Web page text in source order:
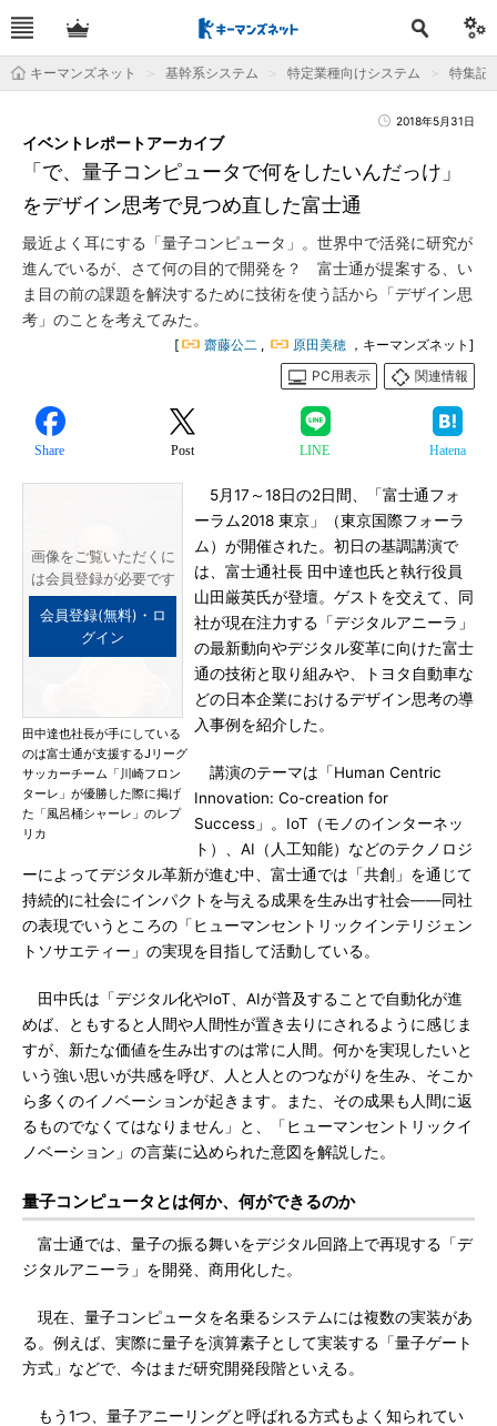
キーマンズネット 基幹系システム 特定業種向けシステム 特集記
2018年5月31日
「で、量子コンピュータで何をしたいんだっけ」
をデザイン思考で見つめ直した富士通
イベントレポートアーカイブ
最近よく耳にする「量子コンピュータ」。世界中で活発に研究が
進んでいるが、さて何の目的で開発を？ 富士通が提案する、い
ま目の前の課題を解決するために技術を使う話から「デザイン思
考」のことを考えてみた。
[ 齋藤公二 , 原田美穂 ，キーマンズネット]
PC用表示
関連情報
Share Post LINE Hatena
画像をご覧いただくに
は会員登録が必要です
会員登録(無料)・ロ
グイン
田中達也社長が手にしている
のは富士通が支援するJリーグ
サッカーチーム「川崎フロン
ターレ」が優勝した際に掲げ
た「風呂桶シャーレ」のレプ
リカ
5月17～18日の2日間、「富士通フォ
ーラム2018 東京」（東京国際フォーラ
ム）が開催された。初日の基調講演で
は、富士通社長 田中達也氏と執行役員
山田厳英氏が登壇。ゲストを交えて、同
社が現在注力する「デジタルアニーラ」
の最新動向やデジタル変革に向けた富士
通の技術と取り組みや、トヨタ自動車な
どの日本企業におけるデザイン思考の導
入事例を紹介した。
講演のテーマは「Human Centric
Innovation: Co-creation for
Success」。IoT（モノのインターネッ
ト）、AI（人工知能）などのテクノロジ
ーによってデジタル革新が進む中、富士通では「共創」を通じて
持続的に社会にインパクトを与える成果を生み出す社会――同社
の表現でいうところの「ヒューマンセントリックインテリジェン
トソサエティー」の実現を目指して活動している。
田中氏は「デジタル化やIoT、AIが普及することで自動化が進
めば、ともすると人間や人間性が置き去りにされるように感じま
すが、新たな価値を生み出すのは常に人間。何かを実現したいと
いう強い思いが共感を呼び、人と人とのつながりを生み、そこか
ら多くのイノベーションが起きます。また、その成果も人間に返
るものでなくてはなりません」と、「ヒューマンセントリックイ
ノベーション」の言葉に込められた意図を解説した。
量子コンピュータとは何か、何ができるのか
富士通では、量子の振る舞いをデジタル回路上で再現する「デ
ジタルアニーラ」を開発、商用化した。
現在、量子コンピュータを名乗るシステムには複数の実装があ
る。例えば、実際に量子を演算素子として実装する「量子ゲート
方式」などで、今はまだ研究開発段階といえる。
もう1つ、量子アニーリングと呼ばれる方式もよく知られてい